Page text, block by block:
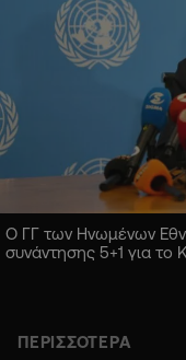
Ο ΓΓ των Ηνωμένων
συνάντησης 5+1 για το
ΠΕΡΙΣΣΟΤΕΡΑ